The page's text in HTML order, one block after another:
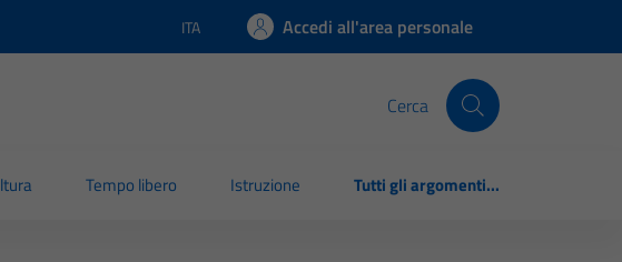
Lingua attiva:
ITA Accedi all'area personale
Cerca
Tempo libero Istruzione Tutti gli argomenti...